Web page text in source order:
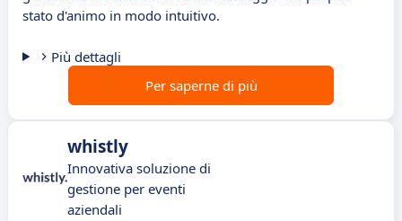
stato d'animo in modo intuitivo.
Più dettagli
Per saperne di più
whistly
Innovativa soluzione di
gestione per eventi
aziendali